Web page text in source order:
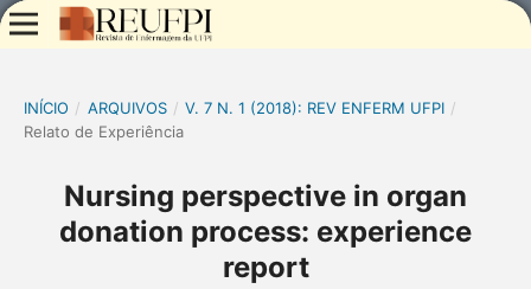
INÍCIO / ARQUIVOS / V. 7 N. 1 (2018): REV ENFERM UFPI /
Relato de Experiência
Nursing perspective in organ
donation process: experience
report